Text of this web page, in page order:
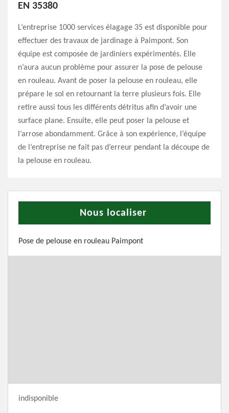
EN 35380
L’entreprise 1000 services élagage 35 est disponible pour
effectuer des travaux de jardinage à Paimpont. Son
équipe est composée de jardiniers expérimentés. Elle
n’aura aucun problème pour assurer la pose de pelouse
en rouleau. Avant de poser la pelouse en rouleau, elle
prépare le sol en retournant la terre plusieurs fois. Elle
retire aussi tous les différents détritus afin d’avoir une
surface plane. Ensuite, elle peut poser la pelouse et
l’arrose abondamment. Grâce à son expérience, l’équipe
de l’entreprise ne fait pas d’erreur pendant la découpe de
la pelouse en rouleau.
Nous localiser
Pose de pelouse en rouleau Paimpont
indisponible